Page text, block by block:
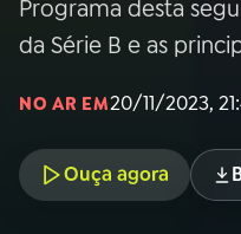
04PROGRAMAS
05 PODCASTS
06VIDEOCASTS
Programa desta
da Série B e as
NO AR EM20/11/2023,
Ouça agora